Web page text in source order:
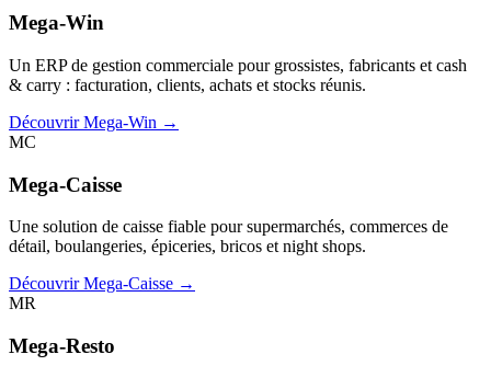
Mega-Win
Un ERP de gestion commerciale pour grossistes, fabricants et cash
& carry : facturation, clients, achats et stocks réunis.
Découvrir Mega-Win →
MC
Mega-Caisse
Une solution de caisse fiable pour supermarchés, commerces de
détail, boulangeries, épiceries, bricos et night shops.
Découvrir Mega-Caisse →
MR
Mega-Resto